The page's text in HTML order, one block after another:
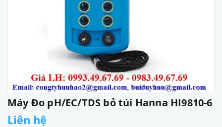
Máy Đo pH/EC/TDS bỏ túi Hanna HI9810-6
Liên hệ